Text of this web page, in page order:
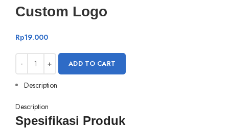
Custom Logo
Rp19.000
ADD TO CART
Description
Description
Spesifikasi Produk